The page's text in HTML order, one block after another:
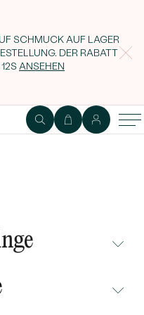
SCHMUCK AUF LAGER
DER RABATT
ANSEHEN